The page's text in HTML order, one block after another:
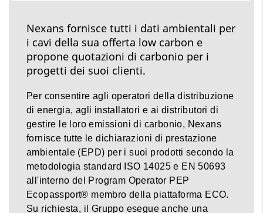
Nexans fornisce tutti i dati ambientali per
i cavi della sua offerta low carbon e
propone quotazioni di carbonio per i
progetti dei suoi clienti.
Per consentire agli operatori della distribuzione
di energia, agli installatori e ai distributori di
gestire le loro emissioni di carbonio, Nexans
fornisce tutte le dichiarazioni di prestazione
ambientale (EPD) per i suoi prodotti secondo la
metodologia standard ISO 14025 e EN 50693
all'interno del Program Operator PEP
Ecopassport® membro della piattaforma ECO.
Su richiesta, il Gruppo esegue anche una